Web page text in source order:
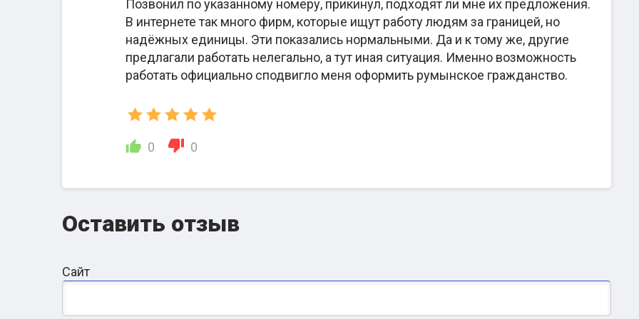
Среди клиентов 100% заявителей на гражданство вышли в приказ, что свидетельствует о
оформлением без участия иммигранта, но подача документов и получение паспорта
Позвонил по указанному номеру, прикинул, подходят ли мне их предложения.
В интернете так много фирм, которые ищут работу людям за границей, но
надёжных единицы. Эти показались нормальными. Да и к тому же, другие
предлагали работать нелегально, а тут иная ситуация. Именно возможность
работать официально сподвигло меня оформить румынское гражданство.
0 0
Оставить отзыв
Сайт